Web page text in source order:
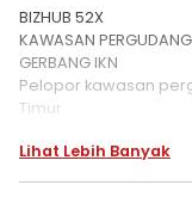
BIZHUB 52X
KAWASAN
GERBANG IKN
Pelopor kawasan
Timur
2012
Lihat Lebih Banyak